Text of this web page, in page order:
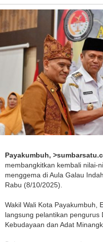
Payakumbuh,
membangkitkan kembali nilai-
menggema di Aula Galau
Rabu (8/10/2025).
Wakil Wali Kota Payakumbuh,
langsung pelantikan pengurus
Kebudayaan dan Adat